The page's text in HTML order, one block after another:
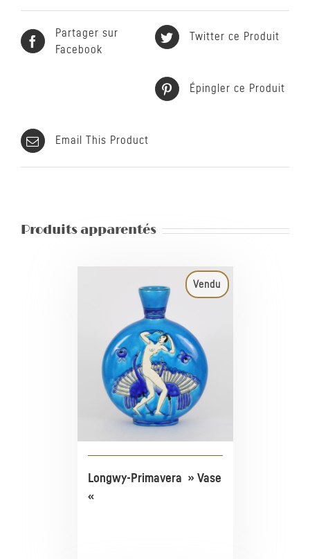
Partager sur
Facebook
Twitter ce Produit
Épingler ce Produit
Email This Product
Produits apparentés
Vendu
Longwy-Primavera » Vase
«